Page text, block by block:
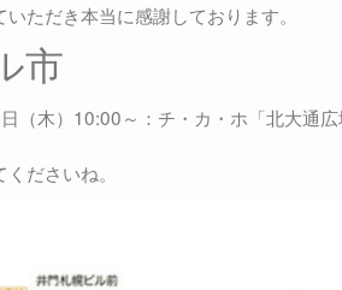
ただき本当に感謝しております。
市
（木）10:00～：チ・カ・ホ「北大通
ださいね。